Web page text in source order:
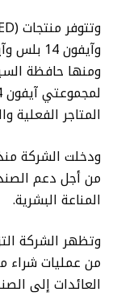
المتاجر الفعلية
من أجل دعم
المناعة البشرية.
وتظهر الشركة
من عمليات شراء
العائدات إلى